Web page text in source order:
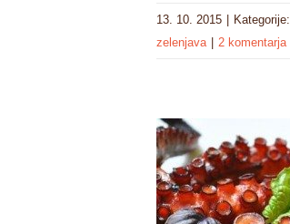
13. 10. 2015 Kategorije:
zelenjava
2 komentarja